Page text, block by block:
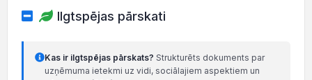
Ilgtspējas pārskati
Kas ir ilgtspējas pārskats? Strukturēts dokuments par
uzņēmuma ietekmi uz vidi, sociālajiem aspektiem un